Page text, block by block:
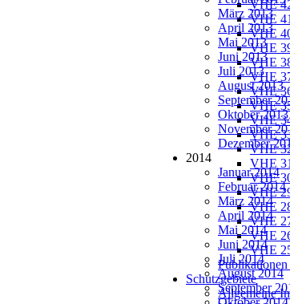
VHE
VHE 41
VHE
VHE
VHE
VHE
VHE
VHE
VHE
VHE
VHE
VHE 31
VHE
VHE
VHE
VHE
VHE
VHE
Publikationen
Schutzgebiete
Allgemeine
März 2013
April 2013
Mai 2013
Juni 2013
Juli 2013
August 2013
September
Oktober 2013
November
Dezember
2014
Januar 2014
Februar 2014
März 2014
April 2014
Mai 2014
Juni 2014
Juli 2014
August 2014
September